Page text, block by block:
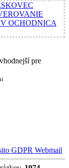
OCHODNICA
pre
GDPR Webmail